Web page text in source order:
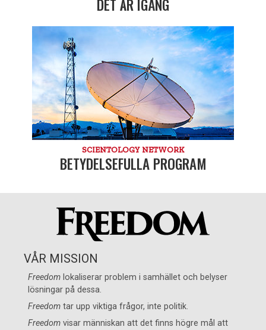
DET ÄR IGÅNG
SCIENTOLOGY NETWORK
BETYDELSEFULLA PROGRAM
VÅR MISSION
Freedom lokaliserar problem i samhället och belyser
lösningar på dessa.
Freedom tar upp viktiga frågor, inte politik.
Freedom visar människan att det finns högre mål att